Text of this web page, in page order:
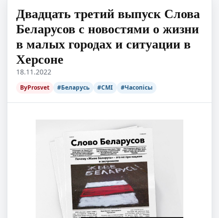
Двадцать третий выпуск Слова
Беларусов с новостями о жизни
в малых городах и ситуации в
Херсоне
18.11.2022
ByProsvet #Беларусь #СМІ #Часопісы